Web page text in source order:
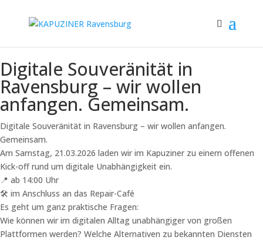
Digitale Souveränität in
Ravensburg – wir wollen
anfangen. Gemeinsam.
Digitale Souveränität in Ravensburg – wir wollen anfangen.
Gemeinsam.
Am Samstag, 21.03.2026 laden wir im Kapuziner zu einem offenen
Kick-off rund um digitale Unabhängigkeit ein.
📍 ab 14:00 Uhr
🛠 im Anschluss an das Repair-Café
Es geht um ganz praktische Fragen:
Wie können wir im digitalen Alltag unabhängiger von großen
Plattformen werden? Welche Alternativen zu bekannten Diensten